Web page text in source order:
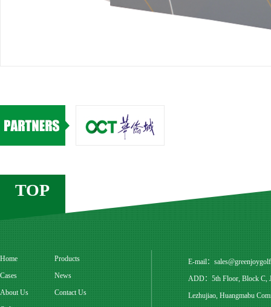
TOP
Home
Products
Cases
News
About Us
Contact Us
E-mail：
ADD：5th Floor, Block C,
Lezhujiao, Huangmabu